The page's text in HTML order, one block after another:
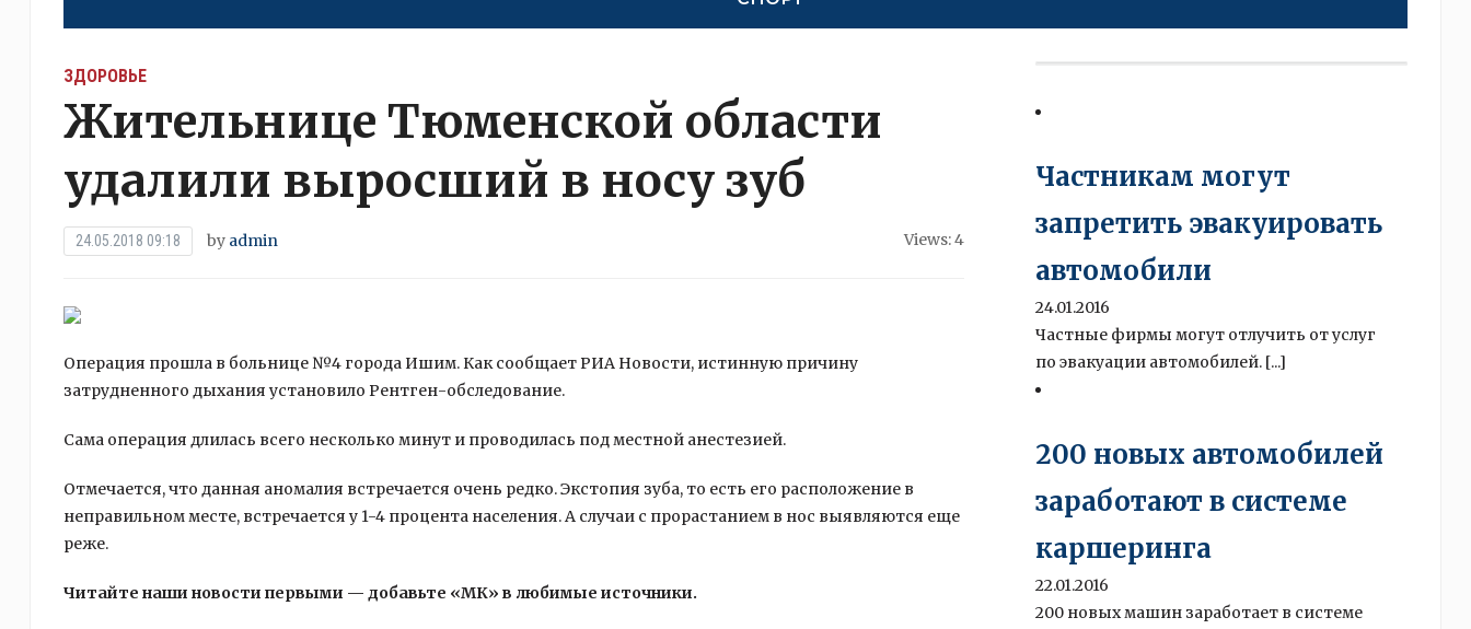
ЗДОРОВЬЕ
Жительнице Тюменской области
удалили выросший в носу зуб
24.05.2018 09:18 by admin Views: 4
Операция прошла в больнице №4 города Ишим. Как сообщает РИА Новости, истинную причину
затрудненного дыхания установило Рентген-обследование.
Сама операция длилась всего несколько минут и проводилась под местной анестезией.
Отмечается, что данная аномалия встречается очень редко. Экстопия зуба, то есть его расположение в
неправильном месте, встречается у 1-4 процента населения. А случаи с прорастанием в нос выявляются еще
реже.
Читайте наши новости первыми — добавьте «МК» в любимые источники.
Частникам могут
запретить эвакуировать
автомобили
24.01.2016
Частные фирмы могут отлучить от услуг
по эвакуации автомобилей. [...]
200 новых автомобилей
заработают в системе
каршеринга
22.01.2016
200 новых машин заработает в системе